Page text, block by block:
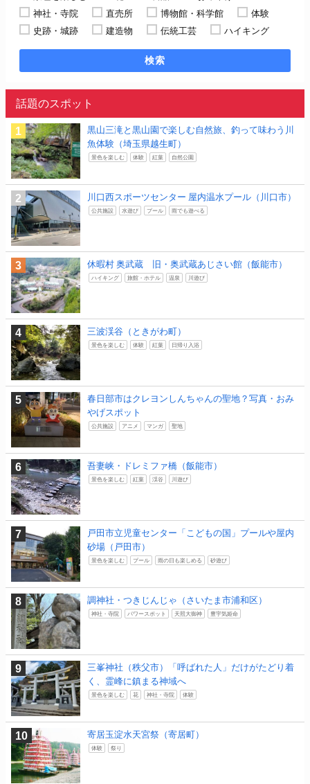
神社・寺院
直売所 博物館・科学館
体験
史跡・城跡
建造物 伝統工芸 ハイキング
検索
話題のスポット
黒山三滝と黒山園で楽しむ自然旅、釣って味わう川
魚体験（埼玉県越生町）
景色を楽しむ 体験 紅葉 自然公園
川口西スポーツセンター 屋内温水プール（川口市）
公共施設 水遊び プール 雨でも遊べる
休暇村 奥武蔵 旧・奥武蔵あじさい館（飯能市）
ハイキング 旅館・ホテル 温泉 川遊び
三波渓谷（ときがわ町）
景色を楽しむ 体験 紅葉 日帰り入浴
春日部市はクレヨンしんちゃんの聖地？写真・おみ
やげスポット
公共施設 アニメ マンガ 聖地
吾妻峡・ドレミファ橋（飯能市）
景色を楽しむ 紅葉 渓谷 川遊び
戸田市立児童センター「こどもの国」プールや屋内
砂場（戸田市）
景色を楽しむ プール 雨の日も楽しめる 砂遊び
調神社・つきじんじゃ（さいたま市浦和区）
神社・寺院 パワースポット 天照大御神 豊宇気姫命
三峯神社（秩父市）「呼ばれた人」だけがたどり着
く、霊峰に鎮まる神域へ
景色を楽しむ 花 神社・寺院 体験
寄居玉淀水天宮祭（寄居町）
体験 祭り